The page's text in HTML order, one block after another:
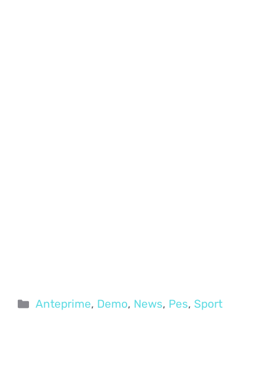
Categorie
Anteprime, Demo, News, Pes, Sport